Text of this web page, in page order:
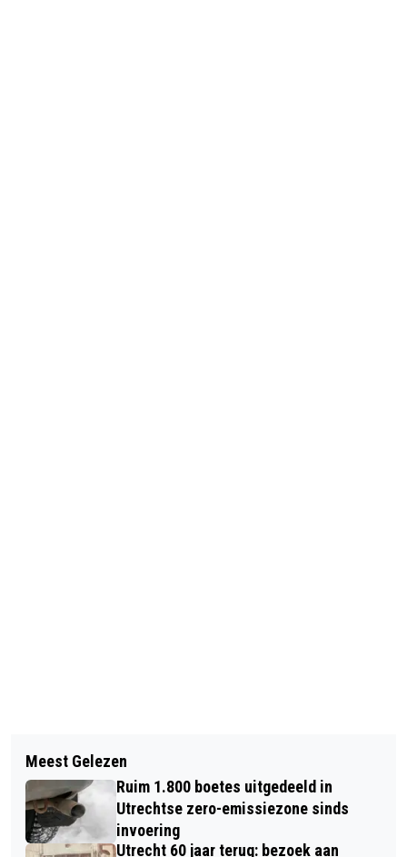
DE VRIJDAGMIDDAGVONK’ HELPT
UTRECHTERS STERKER IN CONTACT
TE STAAN
RABOBANK EN CENTRAAL MUSEUM
WILLEN JONGEREN
ENTHOUSIASMEREN VOOR HET
Meest Gelezen
Ruim 1.800 boetes uitgedeeld in
Utrechtse zero-emissiezone sinds
invoering
Utrecht 60 jaar terug: bezoek aan